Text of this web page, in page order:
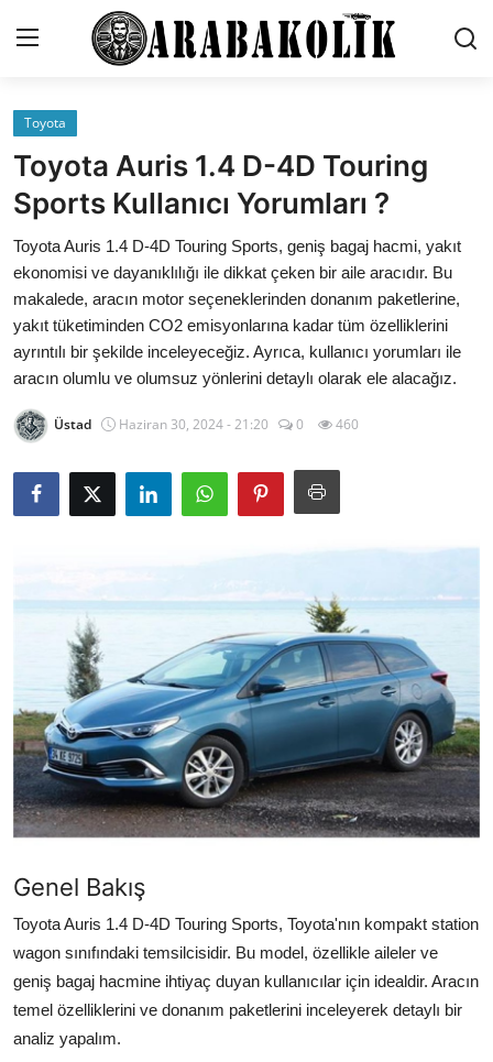
İletişim
Genel
Karşılaştırmalar
Testler
Markalar
Öneriler
Motosiklet
Paketler
Toyota
Toyota Auris 1.4 D-4D Touring
Sports Kullanıcı Yorumları ?
Toyota Auris 1.4 D-4D Touring Sports, geniş bagaj hacmi, yakıt
ekonomisi ve dayanıklılığı ile dikkat çeken bir aile aracıdır. Bu
makalede, aracın motor seçeneklerinden donanım paketlerine,
yakıt tüketiminden CO2 emisyonlarına kadar tüm özelliklerini
ayrıntılı bir şekilde inceleyeceğiz. Ayrıca, kullanıcı yorumları ile
aracın olumlu ve olumsuz yönlerini detaylı olarak ele alacağız.
Üstad Haziran 30, 2024 - 21:20 0 460
Genel Bakış
Toyota Auris 1.4 D-4D Touring Sports, Toyota'nın kompakt station
wagon sınıfındaki temsilcisidir. Bu model, özellikle aileler ve
geniş bagaj hacmine ihtiyaç duyan kullanıcılar için idealdir. Aracın
temel özelliklerini ve donanım paketlerini inceleyerek detaylı bir
analiz yapalım.